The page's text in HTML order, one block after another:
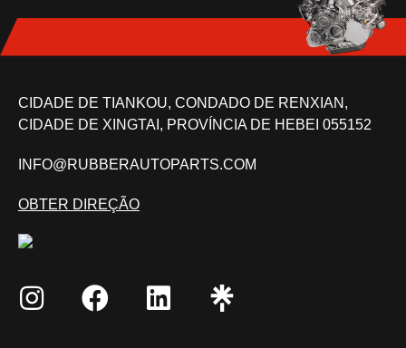
CIDADE DE TIANKOU, CONDADO DE RENXIAN,
CIDADE DE XINGTAI, PROVÍNCIA DE HEBEI 055152
INFO@RUBBERAUTOPARTS.COM
OBTER DIREÇÃO